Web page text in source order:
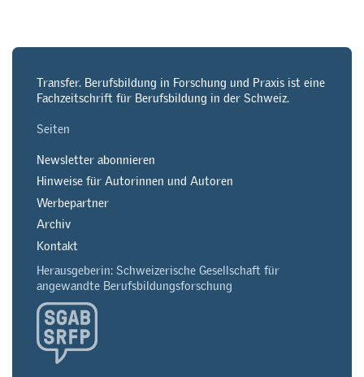
Transfer. Berufsbildung in Forschung und Praxis ist eine
Fachzeitschrift für Berufsbildung in der Schweiz.
Seiten
Newsletter abonnieren
Hinweise für Autorinnen und Autoren
Werbepartner
Archiv
Kontakt
Herausgeberin: Schweizerische Gesellschaft für
angewandte Berufsbildungsforschung